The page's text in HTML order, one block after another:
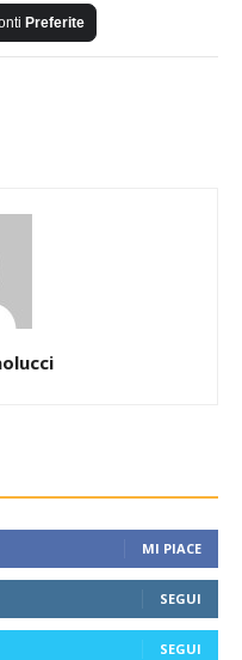
Preferite
MI PIACE
SEGUI
SEGUI